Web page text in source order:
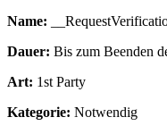
Name:
Dauer: Bis zum Beenden
Art: 1st Party
Kategorie: Notwendig